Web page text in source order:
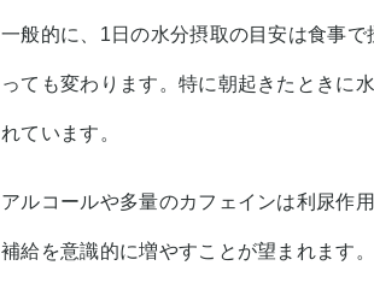
一般的に、1日の水分摂取の目安は食事
っても変わります。特に朝起きたときに
れています。
アルコールや多量のカフェインは利尿作
補給を意識的に増やすことが望まれます。